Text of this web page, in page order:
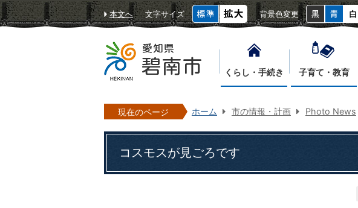
本文へ 文字サイズ 背景色変更
くらし・手続き 子育て・教育
現在のページ ホーム 市の情報・計画 Photo News
コスモスが見ごろです